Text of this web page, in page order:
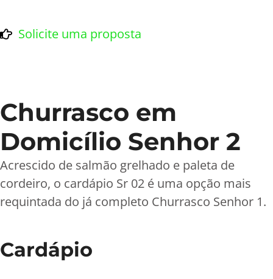
Solicite uma proposta
Churrasco em
Domicílio Senhor 2
Acrescido de salmão grelhado e paleta de
cordeiro, o cardápio Sr 02 é uma opção mais
requintada do já completo Churrasco Senhor 1.
Cardápio